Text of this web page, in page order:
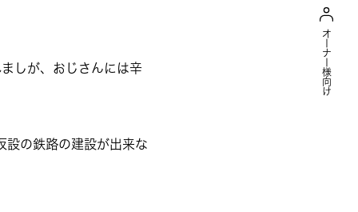
オーナー様向け
しが、おじさんには辛
設の鉄路の建設が出来な